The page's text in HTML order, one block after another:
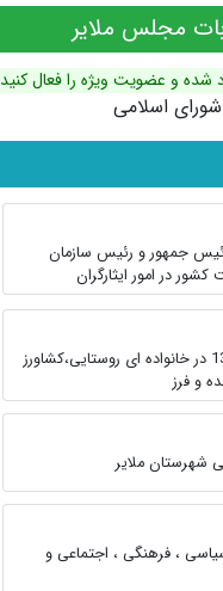
مجلس ملایر
شده و عضویت ویژه را فعال کنید
اسلامی
جمهور و رئیس سازمان
در امور ایثارگران
بنده در 19 اسفند1349 در خانواده ای روستایی،کشاورز
شهرستان ملایر
، فرهنگی ، اجتماعی و